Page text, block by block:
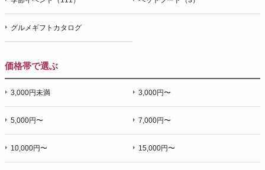
グルメギフトカタログ
価格帯で選ぶ
3,000円未満 3,000円〜
5,000円〜 7,000円〜
10,000円〜 15,000円〜